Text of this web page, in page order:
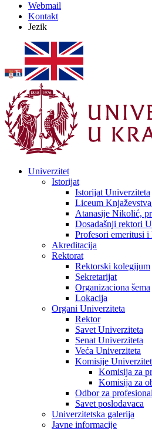
Webmail
Kontakt
Jezik
Univerzitet
Istorijat
Istorijat Univerziteta
Liceum
Atanasije Nikolić,
Dosadašnji rektori
Profesori emeritusi i
Akreditacija
Rektorat
Rektorski kolegijum
Sekretarijat
Organizaciona šema
Lokacija
Organi Univerziteta
Rektor
Savet Univerziteta
Senat Univerziteta
Veća Univerziteta
Komisije
Komisija za
Komisija za
Odbor za
Savet poslodavaca
Univerzitetska galerija
Javne informacije